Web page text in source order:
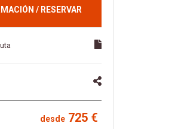
/ RESERVAR
desde 725 €